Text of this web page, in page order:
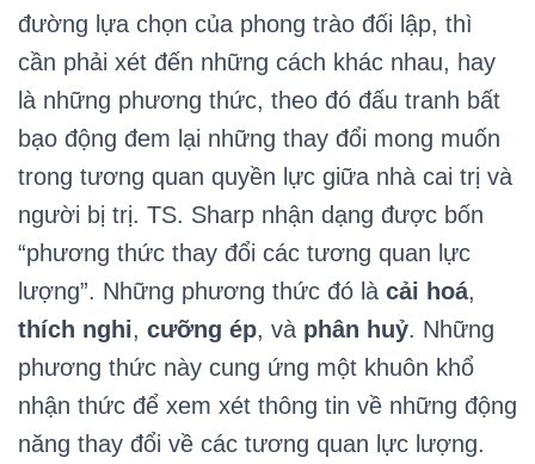
đường lựa chọn của phong trào đối lập, thì
cần phải xét đến những cách khác nhau, hay
là những phương thức, theo đó đấu tranh bất
bạo động đem lại những thay đổi mong muốn
trong tương quan quyền lực giữa nhà cai trị và
người bị trị. TS. Sharp nhận dạng được bốn
“phương thức thay đổi các tương quan lực
lượng”. Những phương thức đó là cải hoá,
thích nghi, cưỡng ép, và phân huỷ. Những
phương thức này cung ứng một khuôn khổ
nhận thức để xem xét thông tin về những động
năng thay đổi về các tương quan lực lượng.